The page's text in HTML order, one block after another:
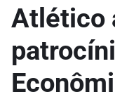
Atlético